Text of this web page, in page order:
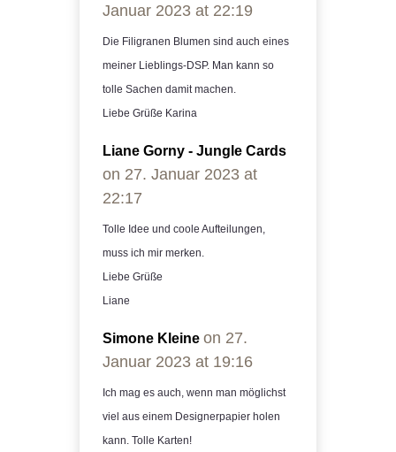
Januar 2023 at 22:19
Die Filigranen Blumen sind auch eines
meiner Lieblings-DSP. Man kann so
tolle Sachen damit machen.
Liebe Grüße Karina
Liane Gorny - Jungle Cards
on 27. Januar 2023 at
22:17
Tolle Idee und coole Aufteilungen,
muss ich mir merken.
Liebe Grüße
Liane
Simone Kleine on 27.
Januar 2023 at 19:16
Ich mag es auch, wenn man möglichst
viel aus einem Designerpapier holen
kann. Tolle Karten!